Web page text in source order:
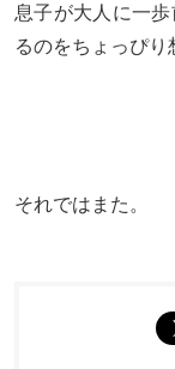
息子が大人に一
るのをちょっぴり
それではまた。